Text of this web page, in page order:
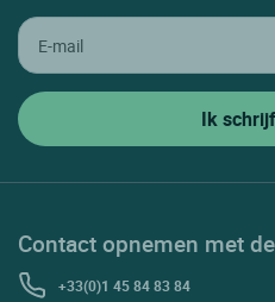
Contact opnemen met
+33(0)1 45 84 83 84